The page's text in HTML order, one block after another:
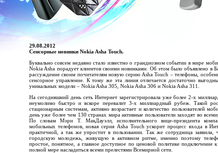
29.08.2012
Сенсорные новинки Nokia Asha Touch.
Буквально совсем недавно стало известно о грандиозном событии в мире
Nokia Asha порадует клиентов своими новинками. Об этом было объявлено в
рассуждение своим почитателям новую серию Asha Touch – телефоны,
сенсорное управление. К тому же эта линия отличается достаточно
уникальных модели – Nokia Asha 305, Nokia Asha 306 и Nokia Asha 311.
На сегодняшний день сеть Интернет зарегистрировала уже более 2-х
неумолимо быстро и вскоре перевалит 3-х миллиардный рубеж. Такой
стационарным системам, активно возрастает и количество пользователей
день уже более чем 130 странах мира активные пользователи заходят во
По словам Мэри Т. МакДауэлл, исполнительного вице-президента
мобильных телефонов, новая серия Asha Touch ускорит процесс входа в
практичной, а так же упростит в пользовании. Так же сотрудница заявила,
городскую молодежь, живущую в активном ритме, именно поэтому
простое, понятное, а главное доступное по ценовой политике подключение
полной мере насладиться всеми прелестями Всемирной сети.